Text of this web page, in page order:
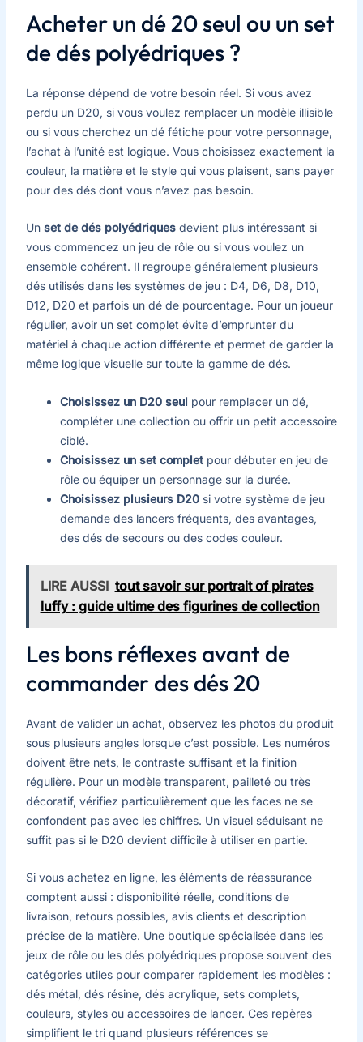
Acheter un dé 20 seul ou un set
de dés polyédriques ?
La réponse dépend de votre besoin réel. Si vous avez
perdu un D20, si vous voulez remplacer un modèle illisible
ou si vous cherchez un dé fétiche pour votre personnage,
l’achat à l’unité est logique. Vous choisissez exactement la
couleur, la matière et le style qui vous plaisent, sans payer
pour des dés dont vous n’avez pas besoin.
Un set de dés polyédriquesdevient plus intéressant si
vous commencez un jeu de rôle ou si vous voulez un
ensemble cohérent. Il regroupe généralement plusieurs
dés utilisés dans les systèmes de jeu : D4, D6, D8, D10,
D12, D20 et parfois un dé de pourcentage. Pour un joueur
régulier, avoir un set complet évite d’emprunter du
matériel à chaque action différente et permet de garder la
même logique visuelle sur toute la gamme de dés.
Choisissez un D20 seul pour remplacer un dé,
compléter une collection ou offrir un petit accessoire
ciblé.
Choisissez un set completpour débuter en jeu de
rôle ou équiper un personnage sur la durée.
Choisissez plusieurs D20si votre système de jeu
demande des lancers fréquents, des avantages,
des dés de secours ou des codes couleur.
LIRE AUSSI tout savoir sur portrait of pirates
luffy : guide ultime des figurines de collection
Les bons réflexes avant de
commander des dés 20
Avant de valider un achat, observez les photos du produit
sous plusieurs angles lorsque c’est possible. Les numéros
doivent être nets, le contraste suffisant et la finition
régulière. Pour un modèle transparent, pailleté ou très
décoratif, vérifiez particulièrement que les faces ne se
confondent pas avec les chiffres. Un visuel séduisant ne
suffit pas si le D20 devient difficile à utiliser en partie.
Si vous achetez en ligne, les éléments de réassurance
comptent aussi : disponibilité réelle, conditions de
livraison, retours possibles, avis clients et description
précise de la matière. Une boutique spécialisée dans les
jeux de rôle ou les dés polyédriques propose souvent des
catégories utiles pour comparer rapidement les modèles :
dés métal, dés résine, dés acrylique, sets complets,
couleurs, styles ou accessoires de lancer. Ces repères
simplifient le tri quand plusieurs références se